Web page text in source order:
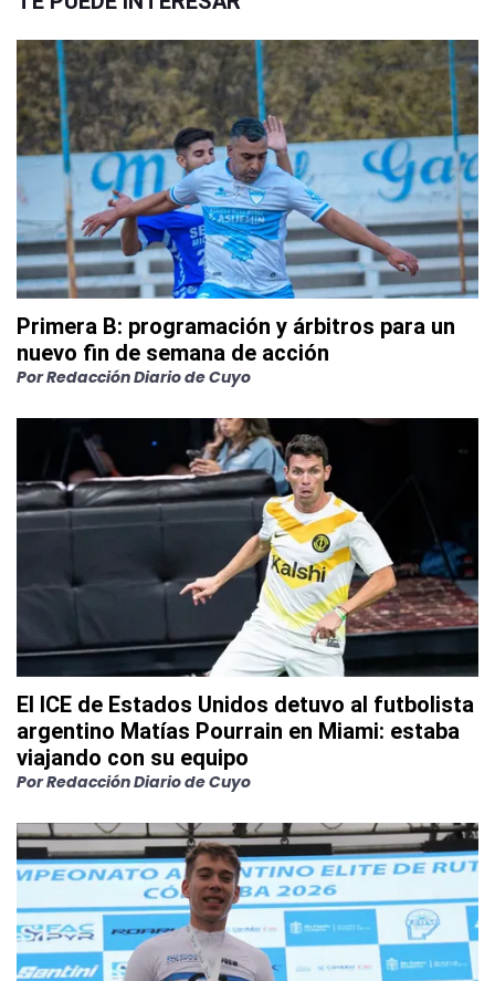
Primera B: programación y árbitros para un
nuevo fin de semana de acción
PorRedacción Diario de Cuyo
El ICE de Estados Unidos detuvo al futbolista
argentino Matías Pourrain en Miami: estaba
viajando con su equipo
PorRedacción Diario de Cuyo